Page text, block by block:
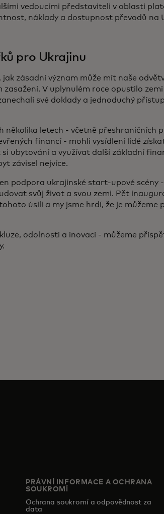
vedoucími představiteli v oblasti
náklady a dostupnost převodů na
pro Ukrajinu
jak zásadní význam může mít naše
V uplynulém roce opustilo zemi
své doklady a jednoduchý
několika letech - včetně přeshraničních
financí - mohli vysídlení lidé
ubytování a využívat další základní
závisel nejvíce.
podpora ukrajinské start-upové scény
svůj život a svou zemi. Pět
úsilí a my jsme hrdí, že je můžeme
odolnosti a inovací - můžeme
PRÁVNÍ INFORMACE A OCHRANA
SOUKROMÍ
Ochrana soukromí a odpovědnost za
data